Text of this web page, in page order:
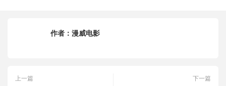
作者： 漫威电影
上一篇
下一篇